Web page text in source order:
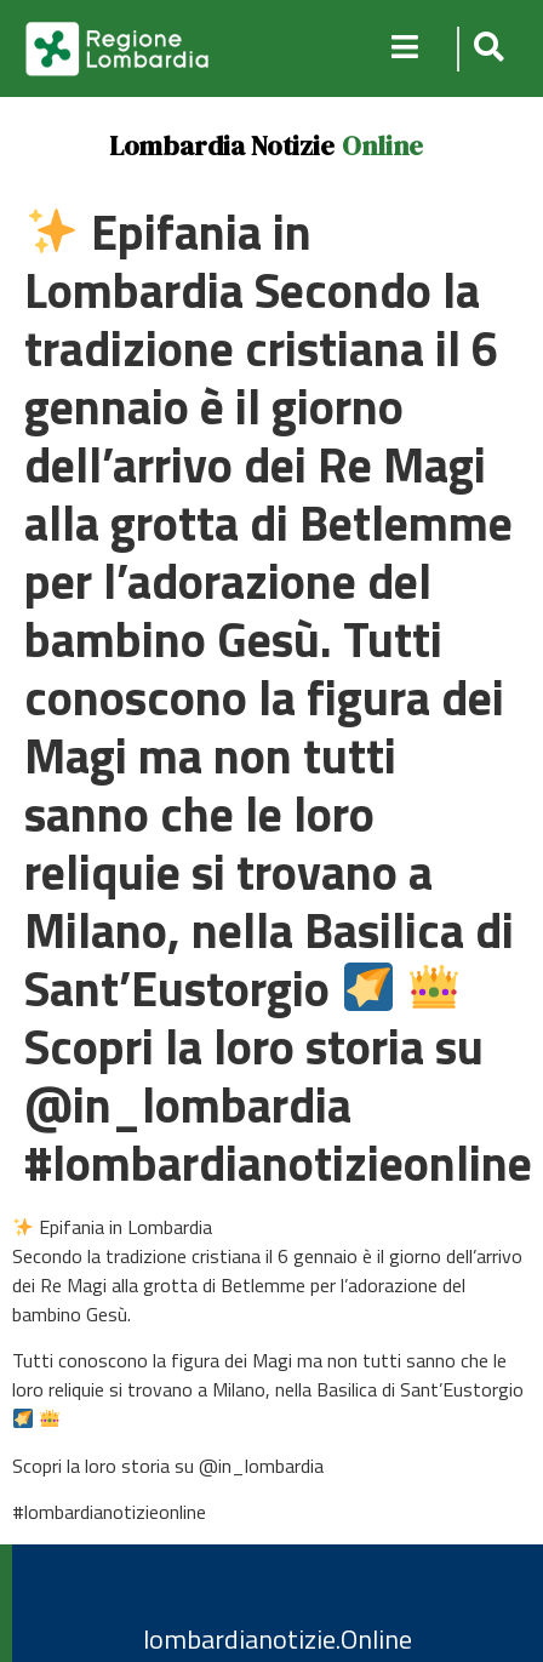
Lombardia Notizie Online
Epifania in
Lombardia Secondo la
tradizione cristiana il 6
gennaio è il giorno
dell’arrivo dei Re Magi
alla grotta di Betlemme
per l’adorazione del
bambino Gesù. Tutti
conoscono la figura dei
Magi ma non tutti
sanno che le loro
reliquie si trovano a
Milano, nella Basilica di
Sant’Eustorgio
Scopri la loro storia su
@in_lombardia
#lombardianotizieonline
Epifania in Lombardia
Secondo la tradizione cristiana il 6 gennaio è il giorno dell’arrivo
dei Re Magi alla grotta di Betlemme per l’adorazione del
bambino Gesù.
Tutti conoscono la figura dei Magi ma non tutti sanno che le
loro reliquie si trovano a Milano, nella Basilica di Sant’Eustorgio
Scopri la loro storia su @in_lombardia
#lombardianotizieonline
lombardianotizie.Online